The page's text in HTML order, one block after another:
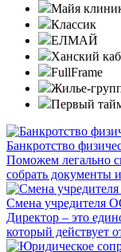
Майя
Классик
ЕЛМАЙ
Ханский
FullFrame
Жилье-
Первый
Банкротство
Поможем легально
собрать документы
Смена учредителя
Директор – это
который действует